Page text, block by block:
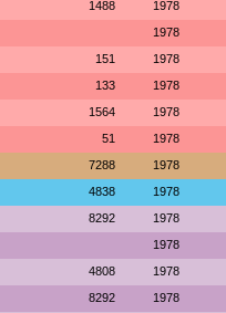
1488 1978
1978
151 1978
133 1978
1564 1978
51 1978
7288 1978
4838 1978
8292 1978
1978
4808 1978
8292 1978